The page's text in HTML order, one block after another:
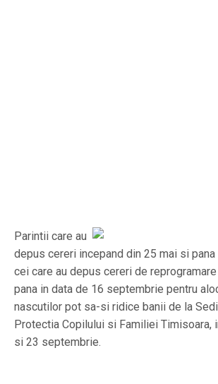
Parintii care au
depus cereri incepand din 25 mai si
cei care au depus cereri de
pana in data de 16 septembrie pentru
nascutilor pot sa-si ridice banii de la
Protectia Copilului si Familiei Timisoara,
si 23 septembrie.